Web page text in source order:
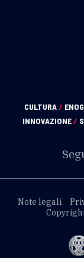
CULTURA/
INNOVAZIONE/
Note legali